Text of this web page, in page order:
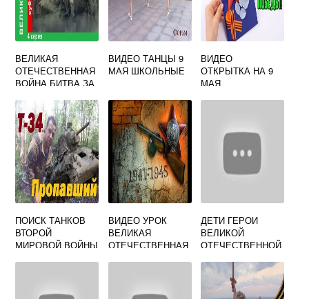
ВЕЛИКАЯ
ОТЕЧЕСТВЕННАЯ
ВОЙНА БИТВА ЗА
ВИДЕО ТАНЦЫ 9
МАЯ ШКОЛЬНЫЕ
ВИДЕО
ОТКРЫТКА НА 9
МАЯ
ПОИСК ТАНКОВ
ВТОРОЙ
МИРОВОЙ ВОЙНЫ
ВИДЕО УРОК
ВЕЛИКАЯ
ОТЕЧЕСТВЕННАЯ
ДЕТИ ГЕРОИ
ВЕЛИКОЙ
ОТЕЧЕСТВЕННОЙ
ДЛЯ ДЕТЕЙ